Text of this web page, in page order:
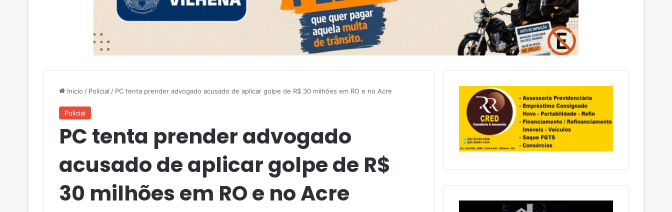
Inicio / Policial / PC tenta prender advogado acusado de aplicar golpe de R$ 30 milhões em RO e no Acre
Policial
PC tenta prender advogado
acusado de aplicar golpe de R$
30 milhões em RO e no Acre